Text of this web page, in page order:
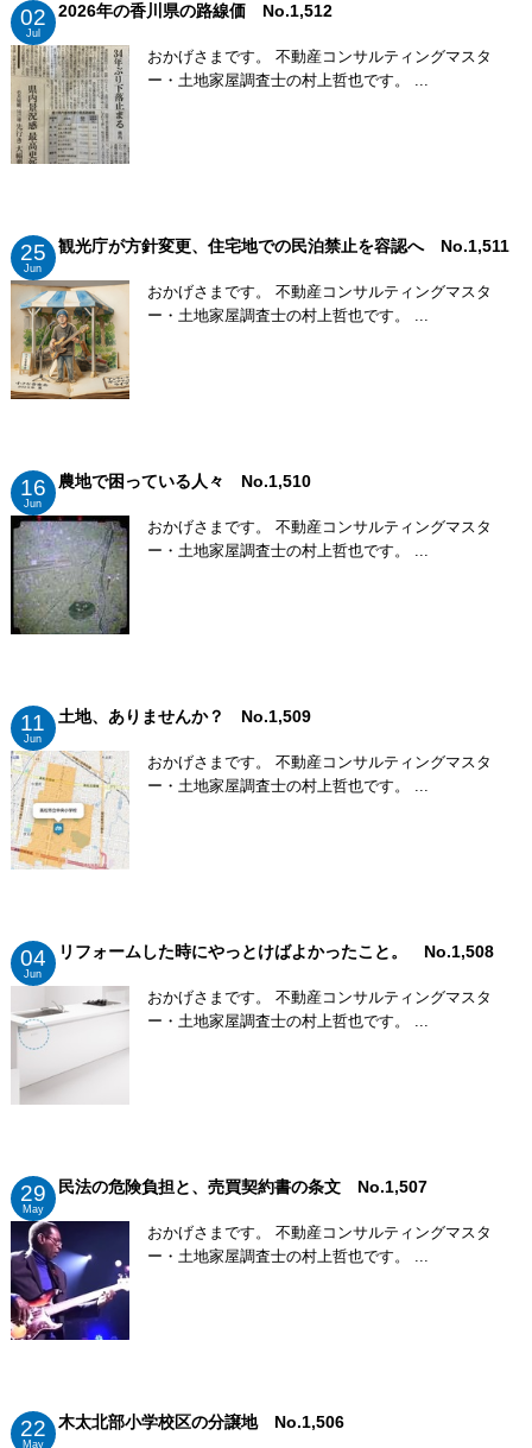
02
Jul
2026年の香川県の路線価 No.1,512
おかげさまです。 不動産コンサルティングマスタ
ー・土地家屋調査士の村上哲也です。 ...
25
Jun
観光庁が方針変更、住宅地での民泊禁止を容認へ No.1,511
おかげさまです。 不動産コンサルティングマスタ
ー・土地家屋調査士の村上哲也です。 ...
16
Jun
農地で困っている人々 No.1,510
おかげさまです。 不動産コンサルティングマスタ
ー・土地家屋調査士の村上哲也です。 ...
11
Jun
土地、ありませんか？ No.1,509
おかげさまです。 不動産コンサルティングマスタ
ー・土地家屋調査士の村上哲也です。 ...
04
Jun
リフォームした時にやっとけばよかったこと。 No.1,508
おかげさまです。 不動産コンサルティングマスタ
ー・土地家屋調査士の村上哲也です。 ...
29
May
民法の危険負担と、売買契約書の条文 No.1,507
おかげさまです。 不動産コンサルティングマスタ
ー・土地家屋調査士の村上哲也です。 ...
22
May
木太北部小学校区の分譲地 No.1,506